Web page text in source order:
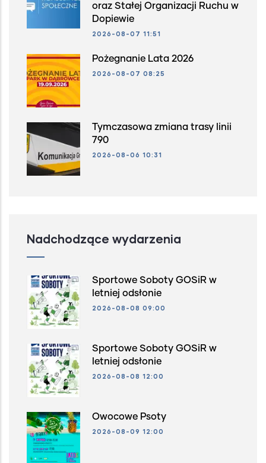
oraz Stałej Organizacji Ruchu w
Dopiewie
2026-08-07 11:51
Pożegnanie Lata 2026
2026-08-07 08:25
Tymczasowa zmiana trasy linii
790
2026-08-06 10:31
Nadchodzące wydarzenia
Sportowe Soboty GOSiR w
letniej odsłonie
2026-08-08 09:00
Sportowe Soboty GOSiR w
letniej odsłonie
2026-08-08 12:00
Owocowe Psoty
2026-08-09 12:00